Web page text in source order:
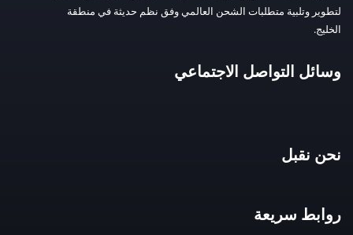
لتطوير وتلبية متطلبات الشحن العالمي وفق نظم حديثة في منطقة
الخليج.
وسائل التواصل الاجتماعي
نحن نقبل
روابط سريعة